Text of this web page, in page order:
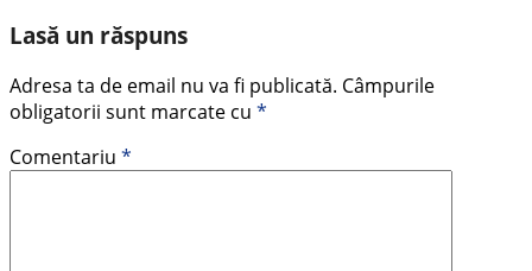
Lasă un răspuns
Adresa ta de email nu va fi publicată. Câmpurile
obligatorii sunt marcate cu *
Comentariu *